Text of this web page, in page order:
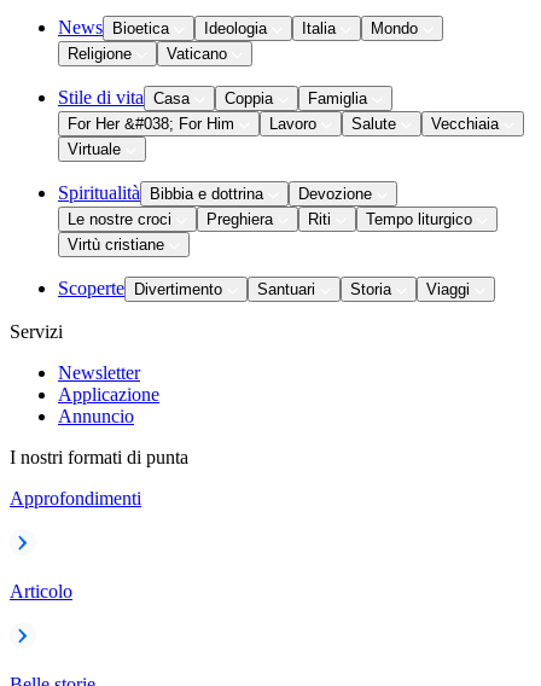
News Bioetica Ideologia Italia
Mondo
Religione
Vaticano
Stile di vita Casa Coppia
Famiglia
For Her &#038; For Him
Lavoro Salute
Vecchiaia
Virtuale
Spiritualità Bibbia e dottrina
Devozione
Le nostre croci
Preghiera Riti
Tempo liturgico
Virtù cristiane
Scoperte Divertimento Santuari Storia Viaggi
Servizi
Newsletter
Applicazione
Annuncio
I nostri formati di punta
Approfondimenti
Articolo